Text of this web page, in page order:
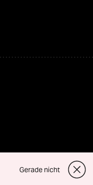
Gerade nicht